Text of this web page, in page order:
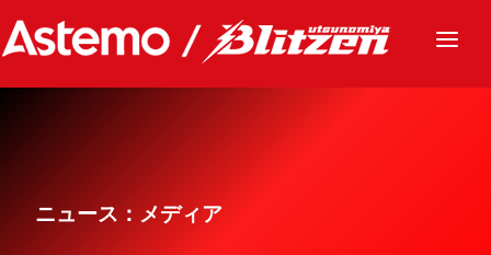
ニュース
グッズ
ニュース：メディア